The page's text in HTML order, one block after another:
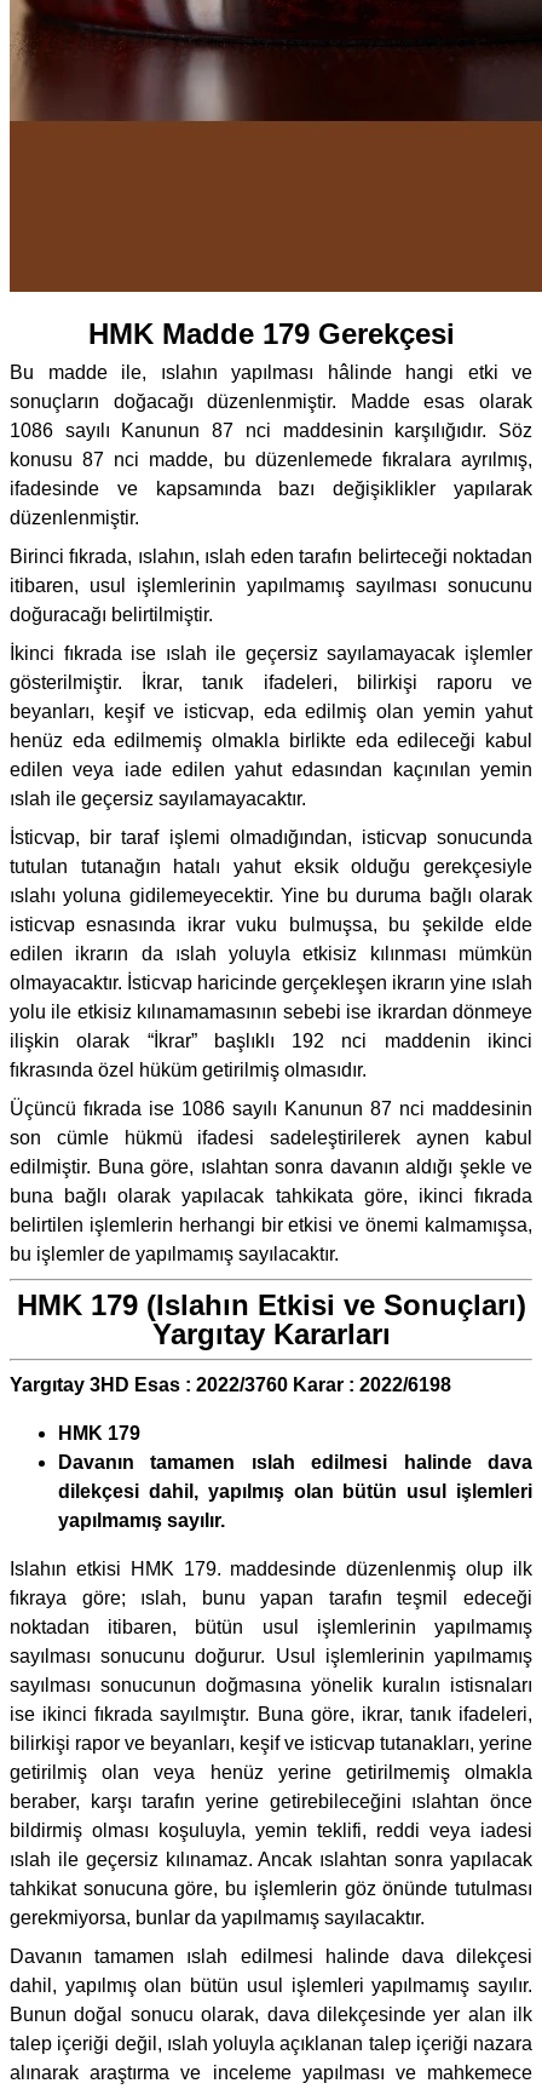
HMK Madde 179 Gerekçesi
Bu madde ile, ıslahın yapılması hâlinde hangi etki ve
sonuçların doğacağı düzenlenmiştir. Madde esas olarak
1086 sayılı Kanunun 87 nci maddesinin karşılığıdır. Söz
konusu 87 nci madde, bu düzenlemede fıkralara ayrılmış,
ifadesinde ve kapsamında bazı değişiklikler yapılarak
düzenlenmiştir.
Birinci fıkrada, ıslahın, ıslah eden tarafın belirteceği noktadan
itibaren, usul işlemlerinin yapılmamış sayılması sonucunu
doğuracağı belirtilmiştir.
İkinci fıkrada ise ıslah ile geçersiz sayılamayacak işlemler
gösterilmiştir. İkrar, tanık ifadeleri, bilirkişi raporu ve
beyanları, keşif ve isticvap, eda edilmiş olan yemin yahut
henüz eda edilmemiş olmakla birlikte eda edileceği kabul
edilen veya iade edilen yahut edasından kaçınılan yemin
ıslah ile geçersiz sayılamayacaktır.
İsticvap, bir taraf işlemi olmadığından, isticvap sonucunda
tutulan tutanağın hatalı yahut eksik olduğu gerekçesiyle
ıslahı yoluna gidilemeyecektir. Yine bu duruma bağlı olarak
isticvap esnasında ikrar vuku bulmuşsa, bu şekilde elde
edilen ikrarın da ıslah yoluyla etkisiz kılınması mümkün
olmayacaktır. İsticvap haricinde gerçekleşen ikrarın yine ıslah
yolu ile etkisiz kılınamamasının sebebi ise ikrardan dönmeye
ilişkin olarak “İkrar” başlıklı 192 nci maddenin ikinci
fıkrasında özel hüküm getirilmiş olmasıdır.
Üçüncü fıkrada ise 1086 sayılı Kanunun 87 nci maddesinin
son cümle hükmü ifadesi sadeleştirilerek aynen kabul
edilmiştir. Buna göre, ıslahtan sonra davanın aldığı şekle ve
buna bağlı olarak yapılacak tahkikata göre, ikinci fıkrada
belirtilen işlemlerin herhangi bir etkisi ve önemi kalmamışsa,
bu işlemler de yapılmamış sayılacaktır.
HMK 179 (Islahın Etkisi ve Sonuçları)
Yargıtay Kararları
Yargıtay 3HD Esas : 2022/3760 Karar : 2022/6198
HMK 179
Davanın tamamen ıslah edilmesi halinde dava
dilekçesi dahil, yapılmış olan bütün usul işlemleri
yapılmamış sayılır.
Islahın etkisi HMK 179. maddesinde düzenlenmiş olup ilk
fıkraya göre; ıslah, bunu yapan tarafın teşmil edeceği
noktadan itibaren, bütün usul işlemlerinin yapılmamış
sayılması sonucunu doğurur. Usul işlemlerinin yapılmamış
sayılması sonucunun doğmasına yönelik kuralın istisnaları
ise ikinci fıkrada sayılmıştır. Buna göre, ikrar, tanık ifadeleri,
bilirkişi rapor ve beyanları, keşif ve isticvap tutanakları, yerine
getirilmiş olan veya henüz yerine getirilmemiş olmakla
beraber, karşı tarafın yerine getirebileceğini ıslahtan önce
bildirmiş olması koşuluyla, yemin teklifi, reddi veya iadesi
ıslah ile geçersiz kılınamaz. Ancak ıslahtan sonra yapılacak
tahkikat sonucuna göre, bu işlemlerin göz önünde tutulması
gerekmiyorsa, bunlar da yapılmamış sayılacaktır.
Davanın tamamen ıslah edilmesi halinde dava dilekçesi
dahil, yapılmış olan bütün usul işlemleri yapılmamış sayılır.
Bunun doğal sonucu olarak, dava dilekçesinde yer alan ilk
talep içeriği değil, ıslah yoluyla açıklanan talep içeriği nazara
alınarak araştırma ve inceleme yapılması ve mahkemece